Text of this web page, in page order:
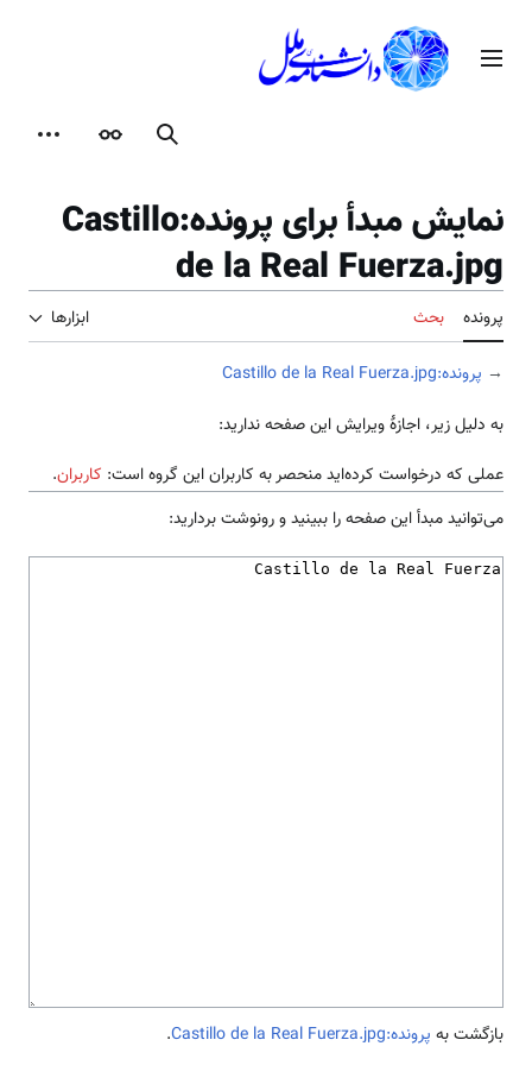
محتوامنوی اصلی
جستجوظاهر
نمایش مبدأ برای پرونده:Castillo
de la Real Fuerza.jpg
پرونده بحث ابزارها
→ پرونده:Castillo de la Real Fuerza.jpg
به دلیل زیر، اجازهٔ ویرایش این صفحه ندارید:
عملی که درخواست کرده‌اید منحصر به کاربران این گروه است: کاربران.
می‌توانید مبدأ این صفحه را ببینید و رونوشت بردارید:
بازگشت به پرونده:Castillo de la Real Fuerza.jpg .